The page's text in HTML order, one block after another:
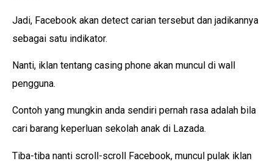
Jadi, Facebook akan detect carian tersebut dan jadikannya
sebagai satu indikator.
Nanti, iklan tentang casing phone akan muncul di wall
pengguna.
Contoh yang mungkin anda sendiri pernah rasa adalah bila
cari barang keperluan sekolah anak di Lazada.
Tiba-tiba nanti scroll-scroll Facebook, muncul pulak iklan